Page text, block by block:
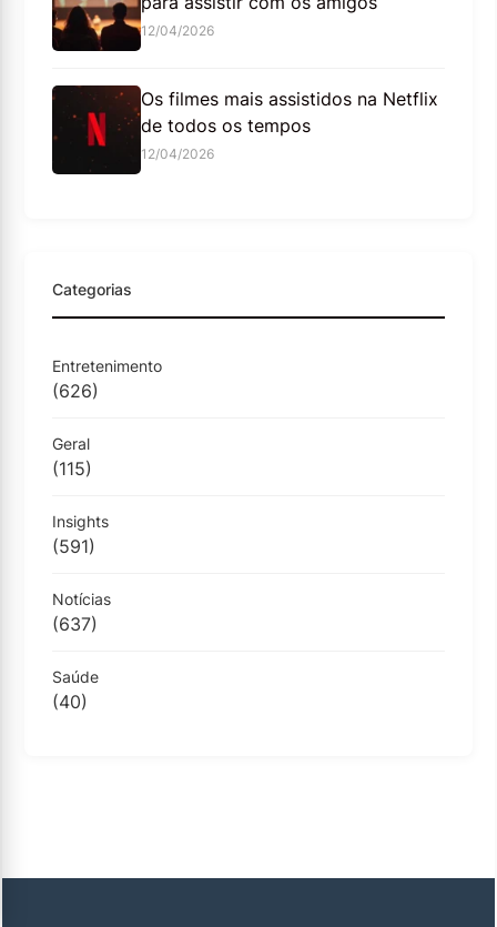
12/04/2026
Os filmes mais assistidos na Netflix
de todos os tempos
12/04/2026
Categorias
Entretenimento
(626)
Geral
(115)
Insights
(591)
Notícias
(637)
Saúde
(40)